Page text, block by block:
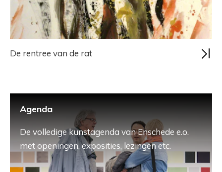
De rentree van de rat
Agenda
De volledige kunstagenda van Enschede e.o.
met openingen, exposities, lezingen etc.